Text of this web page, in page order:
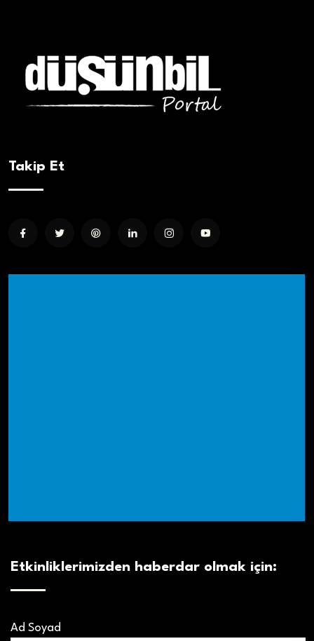
Takip Et
Etkinliklerimizden haberdar olmak için:
Ad Soyad